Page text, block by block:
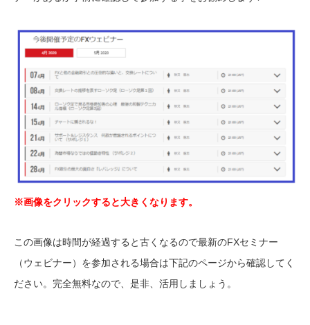
※画像をクリックすると大きくなります。
この画像は時間が経過すると古くなるので最新のFXセミナー
（ウェビナー）を参加される場合は下記のページから確認してく
ださい。完全無料なので、是非、活用しましょう。